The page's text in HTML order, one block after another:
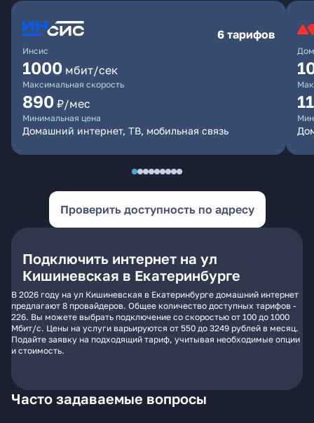
Инсис
6 тарифов
1000 мбит/сек
Максимальная скорость
890 ₽/мес
Минимальная цена
Домашний интернет, ТВ, мобильная связь
Проверить доступность по адресу
Подключить интернет на ул
Кишиневская в Екатеринбурге
В 2026 году на ул Кишиневская в Екатеринбурге домашний интернет
предлагают 8 провайдеров. Общее количество доступных тарифов -
226. Вы можете выбрать подключение со скоростью от 100 до 1000
Мбит/с. Цены на услуги варьируются от 550 до 3249 рублей в месяц.
Подайте заявку на подходящий тариф, учитывая необходимые опции
и стоимость.
Часто задаваемые вопросы